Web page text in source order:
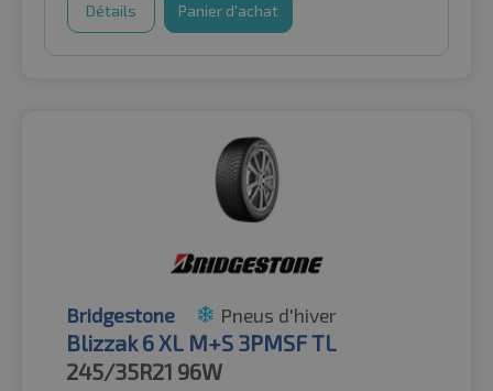
Détails Panier d'achat
Bridgestone Pneus d'hiver
Blizzak 6 XL M+S 3PMSF TL
245/35R21 96W